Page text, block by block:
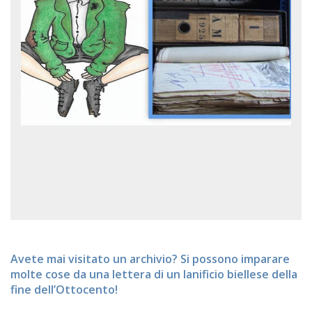
Avete mai visitato un archivio? Si possono imparare
molte cose da una lettera di un lanificio biellese della
fine dell’Ottocento!